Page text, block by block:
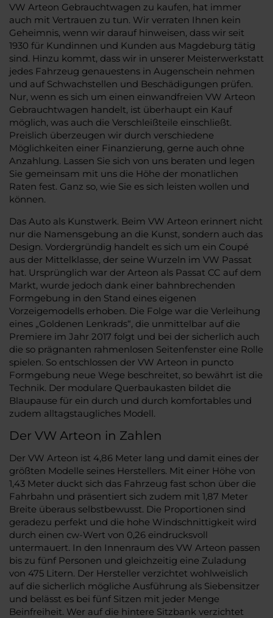
VW Arteon Gebrauchtwagen zu kaufen, hat immer
auch mit Vertrauen zu tun. Wir verraten Ihnen kein
Geheimnis, wenn wir darauf hinweisen, dass wir seit
1930 für Kundinnen und Kunden aus Magdeburg tätig
sind. Hinzu kommt, dass wir in unserer Meisterwerkstatt
jedes Fahrzeug genauestens in Augenschein nehmen
und auf Schwachstellen und Beschädigungen prüfen.
Nur, wenn es sich um einen einwandfreien VW Arteon
Gebrauchtwagen handelt, ist überhaupt ein Kauf
möglich, was auch die Verschleißteile einschließt.
Preislich überzeugen wir durch verschiedene
Möglichkeiten einer Finanzierung, gerne auch ohne
Anzahlung. Lassen Sie sich von uns beraten und legen
Sie gemeinsam mit uns die Höhe der monatlichen
Raten fest. Ganz so, wie Sie es sich leisten wollen und
können.
Das Auto als Kunstwerk. Beim VW Arteon erinnert nicht
nur die Namensgebung an die Kunst, sondern auch das
Design. Vordergründig handelt es sich um ein Coupé
aus der Mittelklasse, der seine Wurzeln im VW Passat
hat. Ursprünglich war der Arteon als Passat CC auf dem
Markt, wurde jedoch dank einer bahnbrechenden
Formgebung in den Stand eines eigenen
Vorzeigemodells erhoben. Die Folge war die Verleihung
eines „Goldenen Lenkrads“, die unmittelbar auf die
Premiere im Jahr 2017 folgt und bei der sicherlich auch
die so prägnanten rahmenlosen Seitenfenster eine Rolle
spielen. So entschlossen der VW Arteon in puncto
Formgebung neue Wege beschreitet, so bewährt ist die
Technik. Der modulare Querbaukasten bildet die
Blaupause für ein durch und durch komfortables und
zudem alltagstaugliches Modell.
Der VW Arteon in Zahlen
Der VW Arteon ist 4,86 Meter lang und damit eines der
größten Modelle seines Herstellers. Mit einer Höhe von
1,43 Meter duckt sich das Fahrzeug fast schon über die
Fahrbahn und präsentiert sich zudem mit 1,87 Meter
Breite überaus selbstbewusst. Die Proportionen sind
geradezu perfekt und die hohe Windschnittigkeit wird
durch einen cw-Wert von 0,26 eindrucksvoll
untermauert. In den Innenraum des VW Arteon passen
bis zu fünf Personen und gleichzeitig eine Zuladung
von 475 Litern. Der Hersteller verzichtet wohlweislich
auf die sicherlich mögliche Ausführung als Siebensitzer
und belässt es bei fünf Sitzen mit jeder Menge
Beinfreiheit. Wer auf die hintere Sitzbank verzichtet